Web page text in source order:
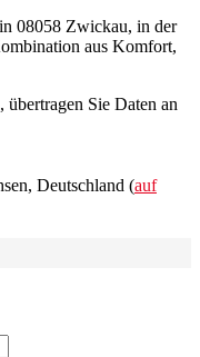
08058 Zwickau, in der
aus Komfort,
Sie Daten an
Deutschland (auf